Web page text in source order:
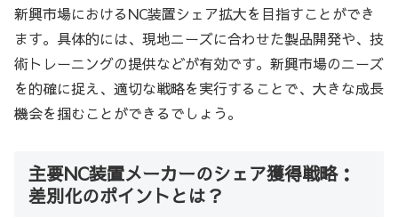
新興市場におけるNC装置シェア拡大を目指すことができ
ます。具体的には、現地ニーズに合わせた製品開発や、技
術トレーニングの提供などが有効です。新興市場のニーズ
を的確に捉え、適切な戦略を実行することで、大きな成長
機会を掴むことができるでしょう。
主要NC装置メーカーのシェア獲得戦略：
差別化のポイントとは？